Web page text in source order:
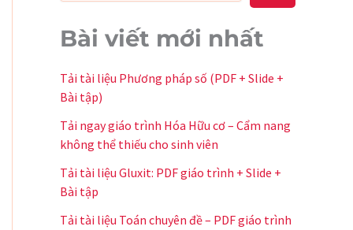
Bài viết mới nhất
Tải tài liệu Phương pháp số (PDF + Slide +
Bài tập)
Tải ngay giáo trình Hóa Hữu cơ – Cẩm nang
không thể thiếu cho sinh viên
Tải tài liệu Gluxit: PDF giáo trình + Slide +
Bài tập
Tải tài liệu Toán chuyên đề – PDF giáo trình